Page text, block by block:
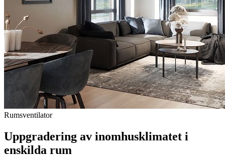
Rumsventilator
Uppgradering av inomhusklimatet i
enskilda rum